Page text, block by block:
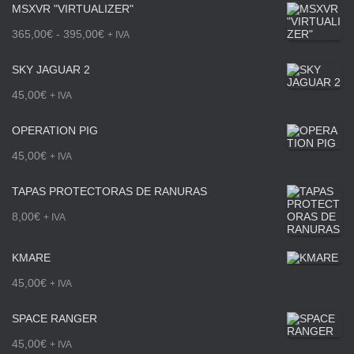
e
p
s
MSXVR "VIRTUALIZER"
365,00€ - 395,00€R
e
+ IVA
SKY JAGUAR 2
45,00€ + IVA
OPERATION PIG
45,00€ + IVA
TAPAS PROTECTORAS DE RANURAS
8,00€ + IVA
KMARE
45,00€ + IVA
SPACE RANGER
45,00€ + IVA